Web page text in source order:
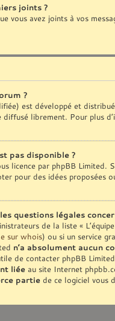
joints ?
vous avez joints à vos
?
est développé et
librement. Pour plus
pas disponible ?
licence par phpBB Limited.
pour des idées proposées
questions légales
de la liste «
sur whois) ou si un service
n’a absolument aucun
de contacter phpBB
liée au site Internet
partie de ce logiciel vous